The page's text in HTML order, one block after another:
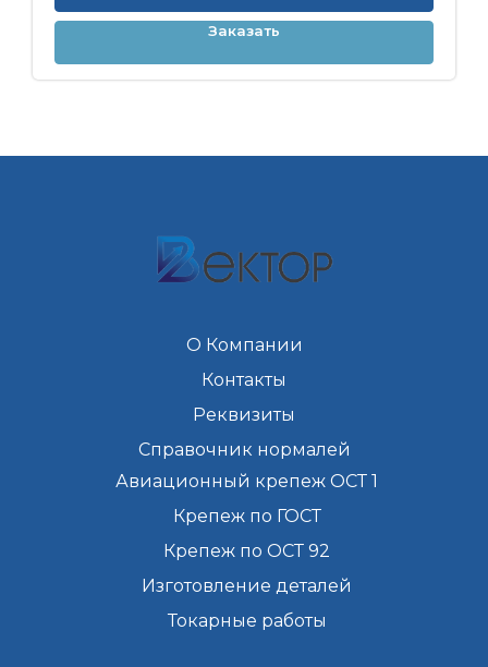
Заказать
О Компании
Контакты
Реквизиты
Справочник нормалей
Авиационный крепеж ОСТ 1
Крепеж по ГОСТ
Крепеж по ОСТ 92
Изготовление деталей
Токарные работы